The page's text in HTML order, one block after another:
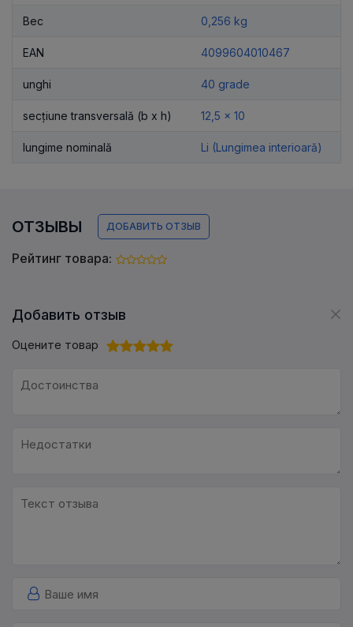
Вес 0,256 kg
EAN 4099604010467
unghi 40 grade
secțiune transversală (b x h) 12,5 x 10
lungime nominală Li (Lungimea interioară)
ОТЗЫВЫ ДОБАВИТЬ ОТЗЫВ
Рейтинг товара:
Добавить отзыв
Оцените товар